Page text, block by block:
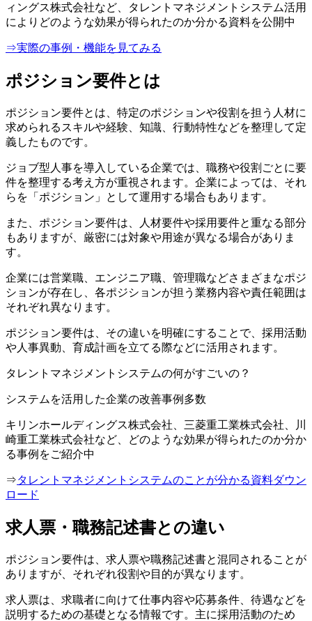
ィングス株式会社など、タレントマネジメントシステム活用
によりどのような効果が得られたのか分かる資料を公開中
⇒実際の事例・機能を見てみる
ポジション要件とは
ポジション要件とは、特定のポジションや役割を担う人材に
求められるスキルや経験、知識、行動特性などを整理して定
義したものです。
ジョブ型人事を導入している企業では、職務や役割ごとに要
件を整理する考え方が重視されます。企業によっては、それ
らを「ポジション」として運用する場合もあります。
また、ポジション要件は、人材要件や採用要件と重なる部分
もありますが、厳密には対象や用途が異なる場合がありま
す。
企業には営業職、エンジニア職、管理職などさまざまなポジ
ションが存在し、各ポジションが担う業務内容や責任範囲は
それぞれ異なります。
ポジション要件は、その違いを明確にすることで、採用活動
や人事異動、育成計画を立てる際などに活用されます。
タレントマネジメントシステムの何がすごいの？
システムを活用した企業の改善事例多数
キリンホールディングス株式会社、三菱重工業株式会社、川
崎重工業株式会社など、どのような効果が得られたのか分か
る事例をご紹介中
⇒タレントマネジメントシステムのことが分かる資料ダウン
ロード
求人票・職務記述書との違い
ポジション要件は、求人票や職務記述書と混同されることが
ありますが、それぞれ役割や目的が異なります。
求人票は、求職者に向けて仕事内容や応募条件、待遇などを
説明するための基礎となる情報です。主に採用活動のため